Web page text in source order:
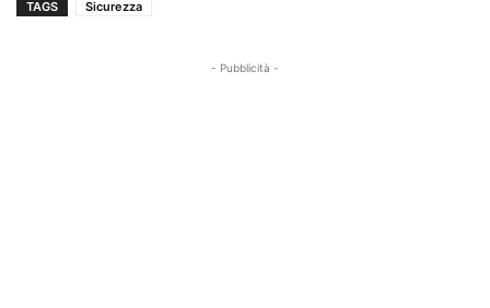
TAGS Sicurezza
- Pubblicità -